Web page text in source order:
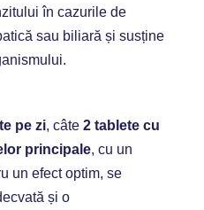
în cazurile de
sau biliară și susține
pe zi, câte 2 tablete cu
principale, cu un
un efect optim, se
și o